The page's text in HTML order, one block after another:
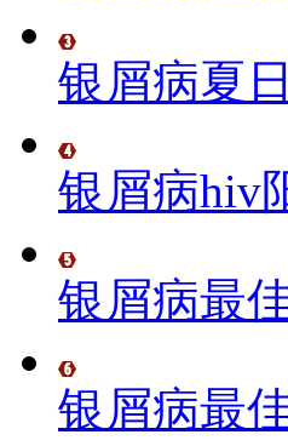
银屑病夏
银屑病hiv
银屑病最
银屑病最